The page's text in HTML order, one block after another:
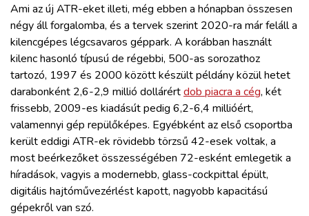
Ami az új ATR-eket illeti, még ebben a hónapban összesen
négy áll forgalomba, és a tervek szerint 2020-ra már feláll a
kilencgépes légcsavaros géppark. A korábban használt
kilenc hasonló típusú de régebbi, 500-as sorozathoz
tartozó, 1997 és 2000 között készült példány közül hetet
darabonként 2,6-2,9 millió dollárértdob piacra a cég, két
frissebb, 2009-es kiadásút pedig 6,2-6,4 millióért,
valamennyi gép repülőképes. Egyébként az első csoportba
került eddigi ATR-ek rövidebb törzsű 42-esek voltak, a
most beérkezőket összességében 72-esként emlegetik a
híradások, vagyis a modernebb, glass-cockpittal épült,
digitális hajtóművezérlést kapott, nagyobb kapacitású
gépekről van szó.